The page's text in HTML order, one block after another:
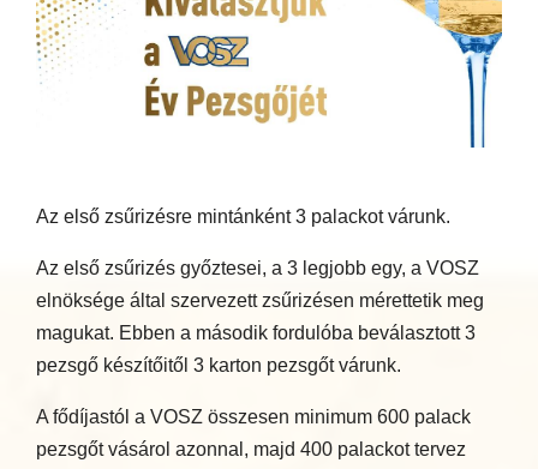
Az első zsűrizésre mintánként 3 palackot várunk.
Az első zsűrizés győztesei, a 3 legjobb egy, a VOSZ
elnöksége által szervezett zsűrizésen mérettetik meg
magukat. Ebben a második fordulóba beválasztott 3
pezsgő készítőitől 3 karton pezsgőt várunk.
A fődíjastól a VOSZ összesen minimum 600 palack
pezsgőt vásárol azonnal, majd 400 palackot tervez